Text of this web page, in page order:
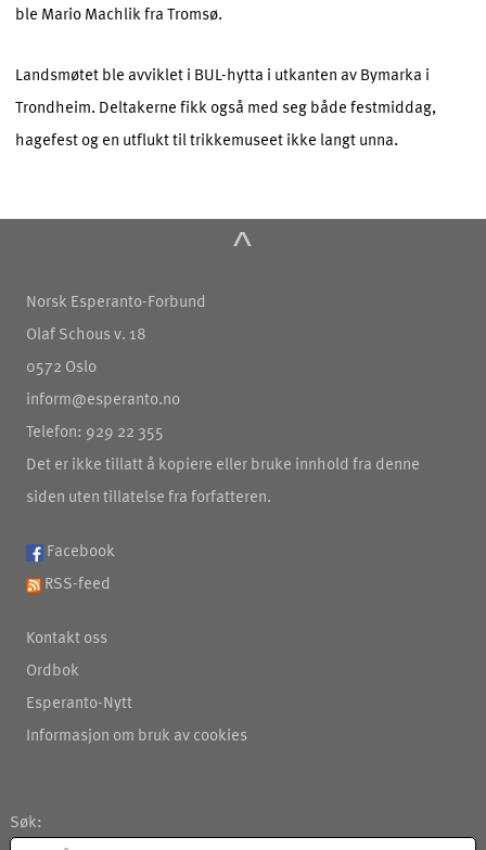
ble Mario Machlik fra Tromsø.
Landsmøtet ble avviklet i BUL-hytta i utkanten av Bymarka i
Trondheim. Deltakerne fikk også med seg både festmiddag,
hagefest og en utflukt til trikkemuseet ikke langt unna.
^
Norsk Esperanto-Forbund
Olaf Schous v. 18
0572 Oslo
inform@esperanto.no
Telefon: 929 22 355
Det er ikke tillatt å kopiere eller bruke innhold fra denne
siden uten tillatelse fra forfatteren.
Facebook
RSS-feed
Kontakt oss
Ordbok
Esperanto-Nytt
Informasjon om bruk av cookies
Søk: